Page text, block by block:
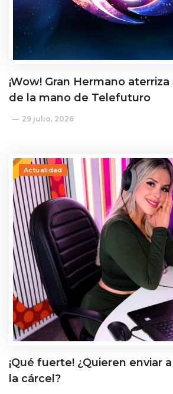
¡Wow! Gran Hermano
de la mano de Telefuturo
29 julio, 2026
Actualidad
¡Qué fuerte! ¿Quieren enviar
la cárcel?